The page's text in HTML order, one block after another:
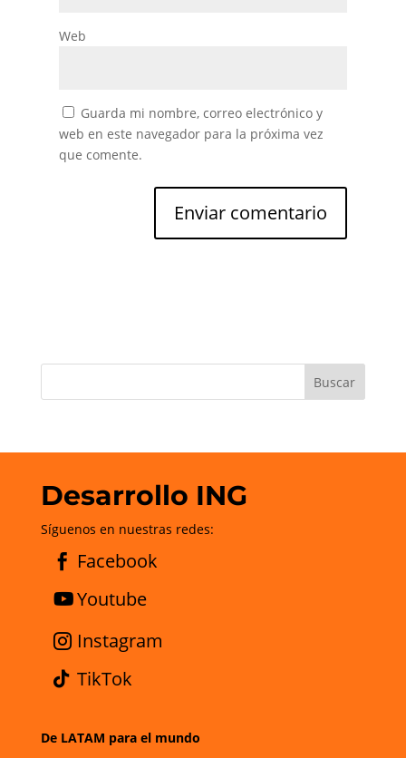
Web
Guarda mi nombre, correo electrónico y
web en este navegador para la próxima vez
que comente.
Desarrollo ING
Síguenos en nuestras redes:
Facebook
Youtube
Instagram
TikTok
De LATAM para el mundo